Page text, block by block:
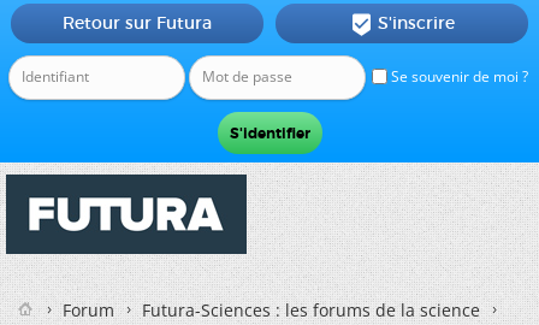
Se souvenir de moi ?
Retour sur Futura  S'inscrire
Forum
Futura-Sciences : les forums de la science